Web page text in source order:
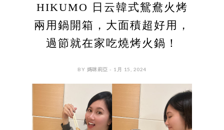
HIKUMO 日云韓式鴛鴦火烤
兩用鍋開箱，大面積超好用，
過節就在家吃燒烤火鍋！
BY 媽咪莉亞 - 1月 15, 2024